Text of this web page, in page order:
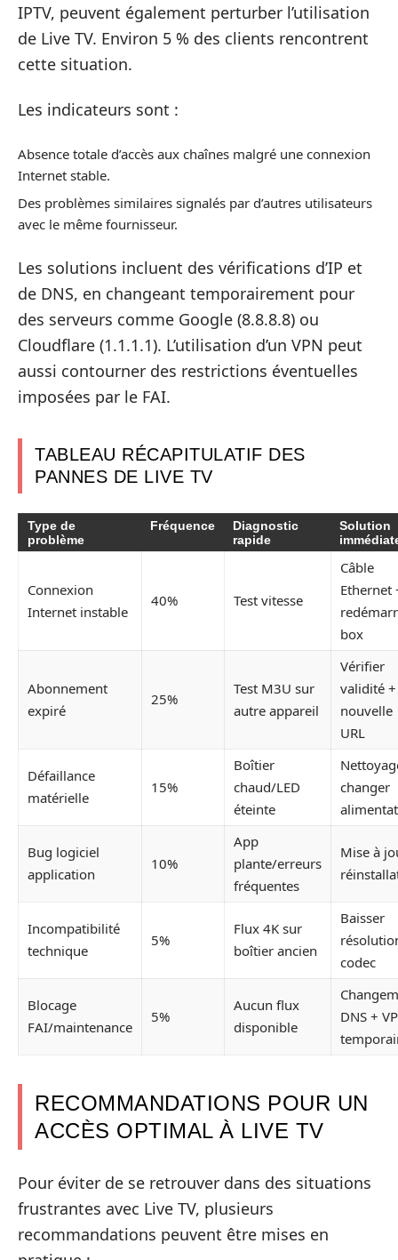
IPTV, peuvent également perturber l’utilisation
de Live TV. Environ 5 % des clients rencontrent
cette situation.
Les indicateurs sont :
Absence totale d’accès aux chaînes malgré une connexion
Internet stable.
Des problèmes similaires signalés par d’autres utilisateurs
avec le même fournisseur.
Les solutions incluent des vérifications d’IP et
de DNS, en changeant temporairement pour
des serveurs comme Google (8.8.8.8) ou
Cloudflare (1.1.1.1). L’utilisation d’un VPN peut
aussi contourner des restrictions éventuelles
imposées par le FAI.
TABLEAU RÉCAPITULATIF DES
PANNES DE LIVE TV
Type de
problème
Fréquence
Diagnostic
rapide
Solution
Connexion
Internet instable
40% Test vitesse
Câble
Ethernet
box
Abonnement
expiré
25%
Test M3U sur
autre appareil
Vérifier
validité +
nouvelle
URL
Défaillance
matérielle
15%
Boîtier
chaud/LED
éteinte
changer
Bug logiciel
application
10%
App
plante/erreurs
fréquentes
Mise à
Incompatibilité
technique
5%
Flux 4K sur
boîtier ancien
Baisser
codec
Blocage
FAI/maintenance
5%
Aucun flux
disponible
DNS +
RECOMMANDATIONS POUR UN
ACCÈS OPTIMAL À LIVE TV
Pour éviter de se retrouver dans des situations
frustrantes avec Live TV, plusieurs
recommandations peuvent être mises en